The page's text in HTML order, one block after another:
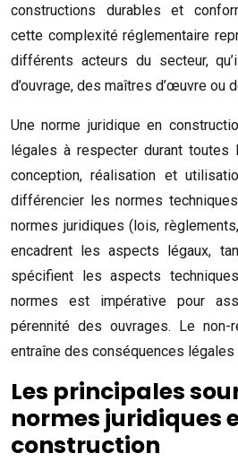
constructions durables et
cette complexité réglementaire
différents acteurs du secteur,
d’ouvrage, des maîtres d’œuvre ou
Une norme juridique en
légales à respecter durant toutes
conception, réalisation et
différencier les normes
normes juridiques (lois,
encadrent les aspects légaux,
spécifient les aspects
normes est impérative pour
pérennité des ouvrages. Le
entraîne des conséquences légales
Les principales
normes juridiques
construction